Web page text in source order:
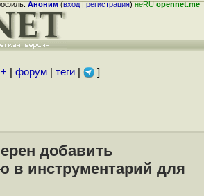
Аноним(вход|регистрация)неRUopennet.me
форум| теги| ]
добавить
в инструментарий для